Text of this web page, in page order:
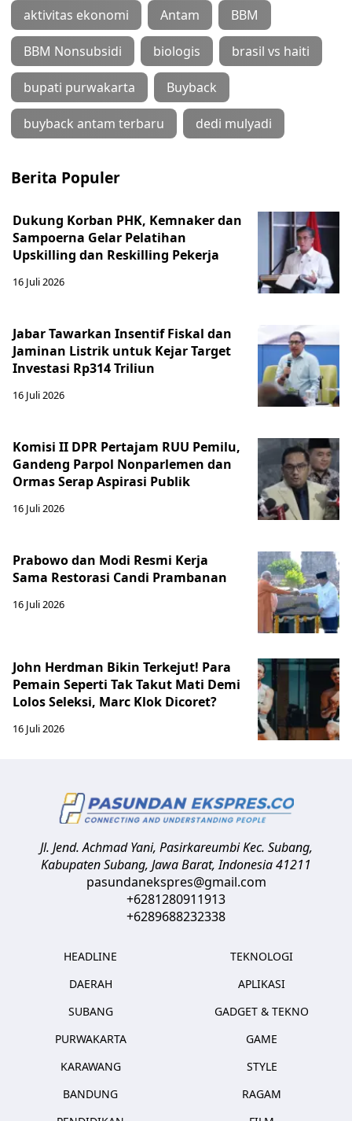
aktivitas ekonomi Antam BBM
BBM Nonsubsidi biologis brasil vs haiti
bupati purwakarta Buyback
buyback antam terbaru dedi mulyadi
Berita Populer
Dukung Korban PHK, Kemnaker dan
Sampoerna Gelar Pelatihan
Upskilling dan Reskilling Pekerja
16 Juli 2026
Jabar Tawarkan Insentif Fiskal dan
Jaminan Listrik untuk Kejar Target
Investasi Rp314 Triliun
16 Juli 2026
Komisi II DPR Pertajam RUU Pemilu,
Gandeng Parpol Nonparlemen dan
Ormas Serap Aspirasi Publik
16 Juli 2026
Prabowo dan Modi Resmi Kerja
Sama Restorasi Candi Prambanan
16 Juli 2026
John Herdman Bikin Terkejut! Para
Pemain Seperti Tak Takut Mati Demi
Lolos Seleksi, Marc Klok Dicoret?
16 Juli 2026
Jl. Jend. Achmad Yani, Pasirkareumbi Kec. Subang,
Kabupaten Subang, Jawa Barat,Indonesia41211
pasundanekspres@gmail.com
+6281280911913
+6289688232338
HEADLINE
DAERAH
SUBANG
PURWAKARTA
KARAWANG
BANDUNG
TEKNOLOGI
APLIKASI
GADGET & TEKNO
GAME
STYLE
RAGAM